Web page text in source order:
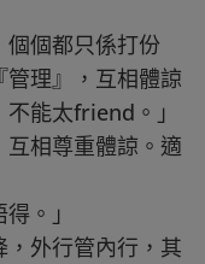
個都只係打份
理』，互相體諒
能太friend。」
相尊重體諒。適
。」
外行管內行，其